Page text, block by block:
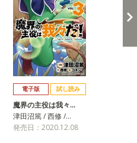
電子版 試し読み
魔界の主役は我々…
津田沼篤 / 西修 /…
発売日：2020.12.08